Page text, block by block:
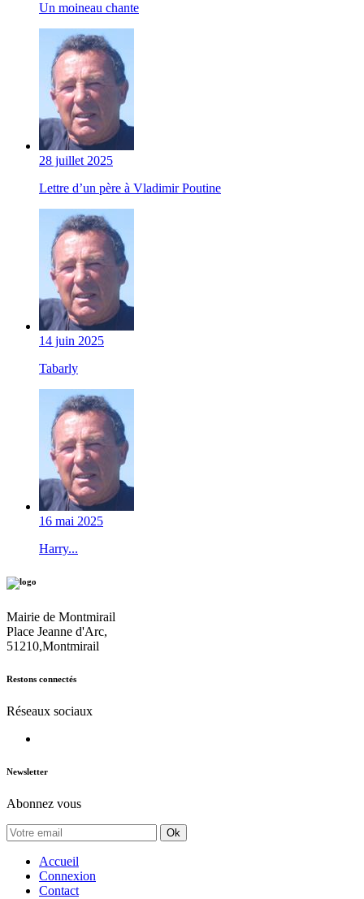
Un moineau chante
28 juillet 2025
Lettre d’un père à Vladimir Poutine
14 juin 2025
Tabarly
16 mai 2025
Harry...
Mairie de Montmirail
Place Jeanne d'Arc,
51210,Montmirail
Restons connectés
Réseaux sociaux
Newsletter
Abonnez vous
Ok
Accueil
Connexion
Contact